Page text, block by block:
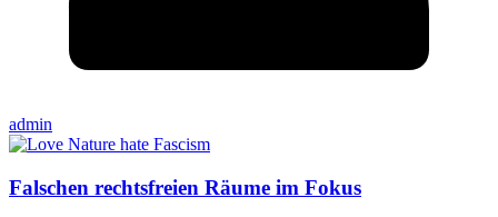
admin
Falschen rechtsfreien Räume im Fokus